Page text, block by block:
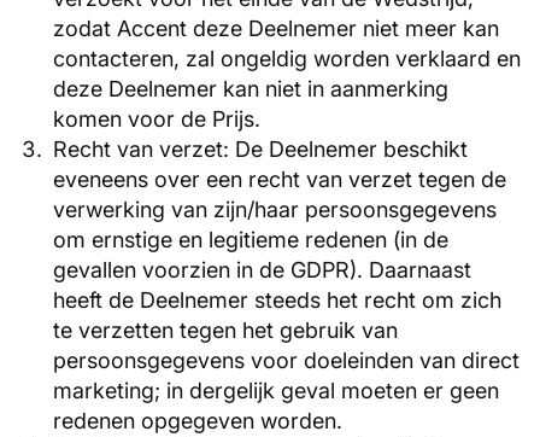
zodat Accent deze Deelnemer niet meer kan
contacteren, zal ongeldig worden verklaard en
deze Deelnemer kan niet in aanmerking
komen voor de Prijs.
Recht van verzet: De Deelnemer beschikt
eveneens over een recht van verzet tegen de
verwerking van zijn/haar persoonsgegevens
om ernstige en legitieme redenen (in de
gevallen voorzien in de GDPR). Daarnaast
heeft de Deelnemer steeds het recht om zich
te verzetten tegen het gebruik van
persoonsgegevens voor doeleinden van direct
marketing; in dergelijk geval moeten er geen
redenen opgegeven worden.